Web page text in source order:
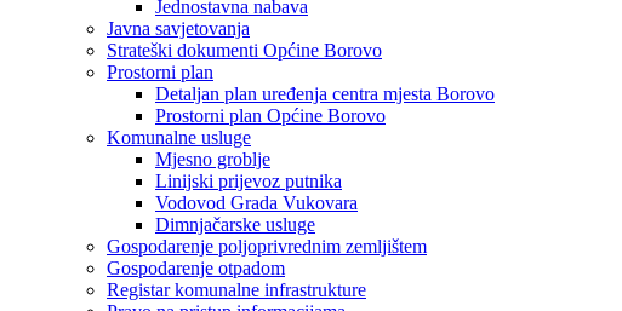
Jednostavna nabava
Javna savjetovanja
Strateški dokumenti Općine Borovo
Prostorni plan
Detaljan plan uređenja centra mjesta Borovo
Prostorni plan Općine Borovo
Komunalne usluge
Mjesno groblje
Linijski prijevoz putnika
Vodovod Grada Vukovara
Dimnjačarske usluge
Gospodarenje poljoprivrednim zemljištem
Gospodarenje otpadom
Registar komunalne infrastrukture